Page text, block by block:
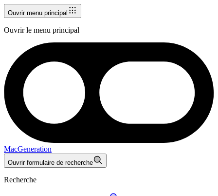
Ouvrir menu principal
Ouvrir le menu principal
MacGeneration
Ouvrir formulaire de recherche
Recherche